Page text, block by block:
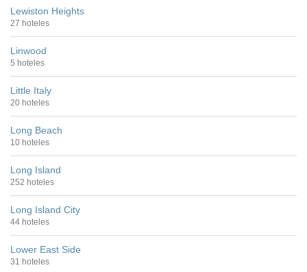
Lewiston Heights
27 hoteles
Linwood
5 hoteles
Little Italy
20 hoteles
Long Beach
10 hoteles
Long Island
252 hoteles
Long Island City
44 hoteles
Lower East Side
31 hoteles